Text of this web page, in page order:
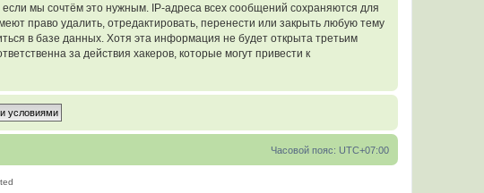
мы сочтём это нужным. IP-адреса всех сообщений сохраняются для
право удалить, отредактировать, перенести или закрыть любую тему
в базе данных. Хотя эта информация не будет открыта третьим
за действия хакеров, которые могут привести к
Часовой пояс: UTC+07:00